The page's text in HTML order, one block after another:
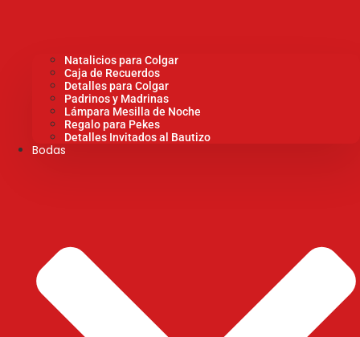
Natalicios para Colgar
Caja de Recuerdos
Detalles para Colgar
Padrinos y Madrinas
Lámpara Mesilla de Noche
Regalo para Pekes
Detalles Invitados al Bautizo
Bodas